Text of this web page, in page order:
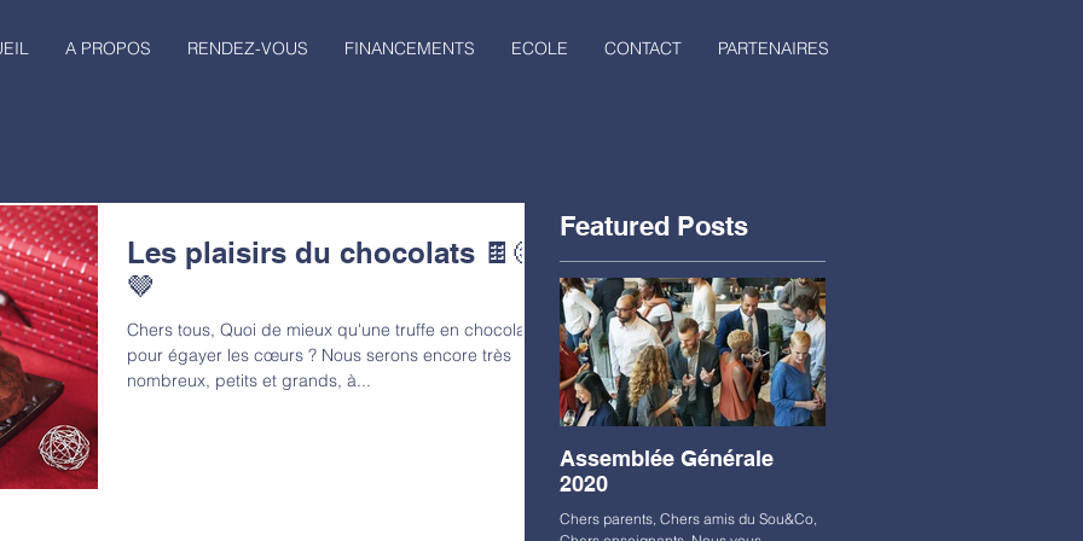
A PROPOS RENDEZ-VOUS FINANCEMENTS ECOLE CONTACT PARTENAIRES
Les plaisirs du chocolats 🍫😋
🤎
Chers tous, Quoi de mieux qu'une truffe en chocolat
pour égayer les cœurs ? Nous serons encore très
nombreux, petits et grands, à...
Featured Posts
Assemblée Générale
2020
Chers parents, Chers amis du Sou&Co,